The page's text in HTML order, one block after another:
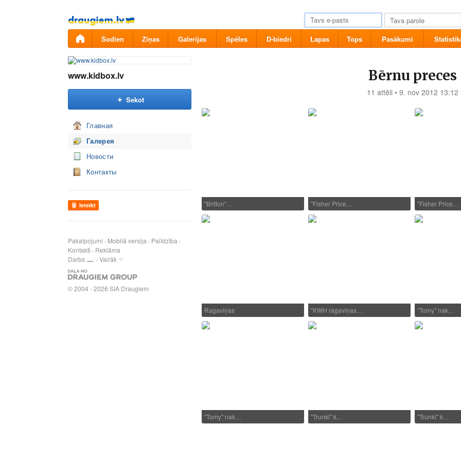
Pāriet
uz
saturu
Šodien Ziņas Galerijas Spēles D-biedri Lapas Tops Pasākumi
www.kidbox.lv
Sekot
Главная
Галерея
Новости
Контакты
Ieteikt
Pakalpojumi Mobilā versija
Palīdzība
Kontakti
Reklāma
Darbs
Vairāk
© 2004 - 2026 SIA Draugiem
Bērnu preces
11 attēli • 9. nov 2012 13:12
"Britton"… "Fisher Price… "Fisher Price…
Ragaviņas "KWH ragaviņas… "Tomy" nak…
"Tomy" nak… "Trunki" k… "Trunki" k…